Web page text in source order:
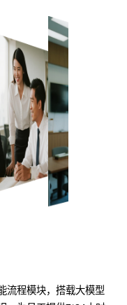
流程模块，搭载大模型